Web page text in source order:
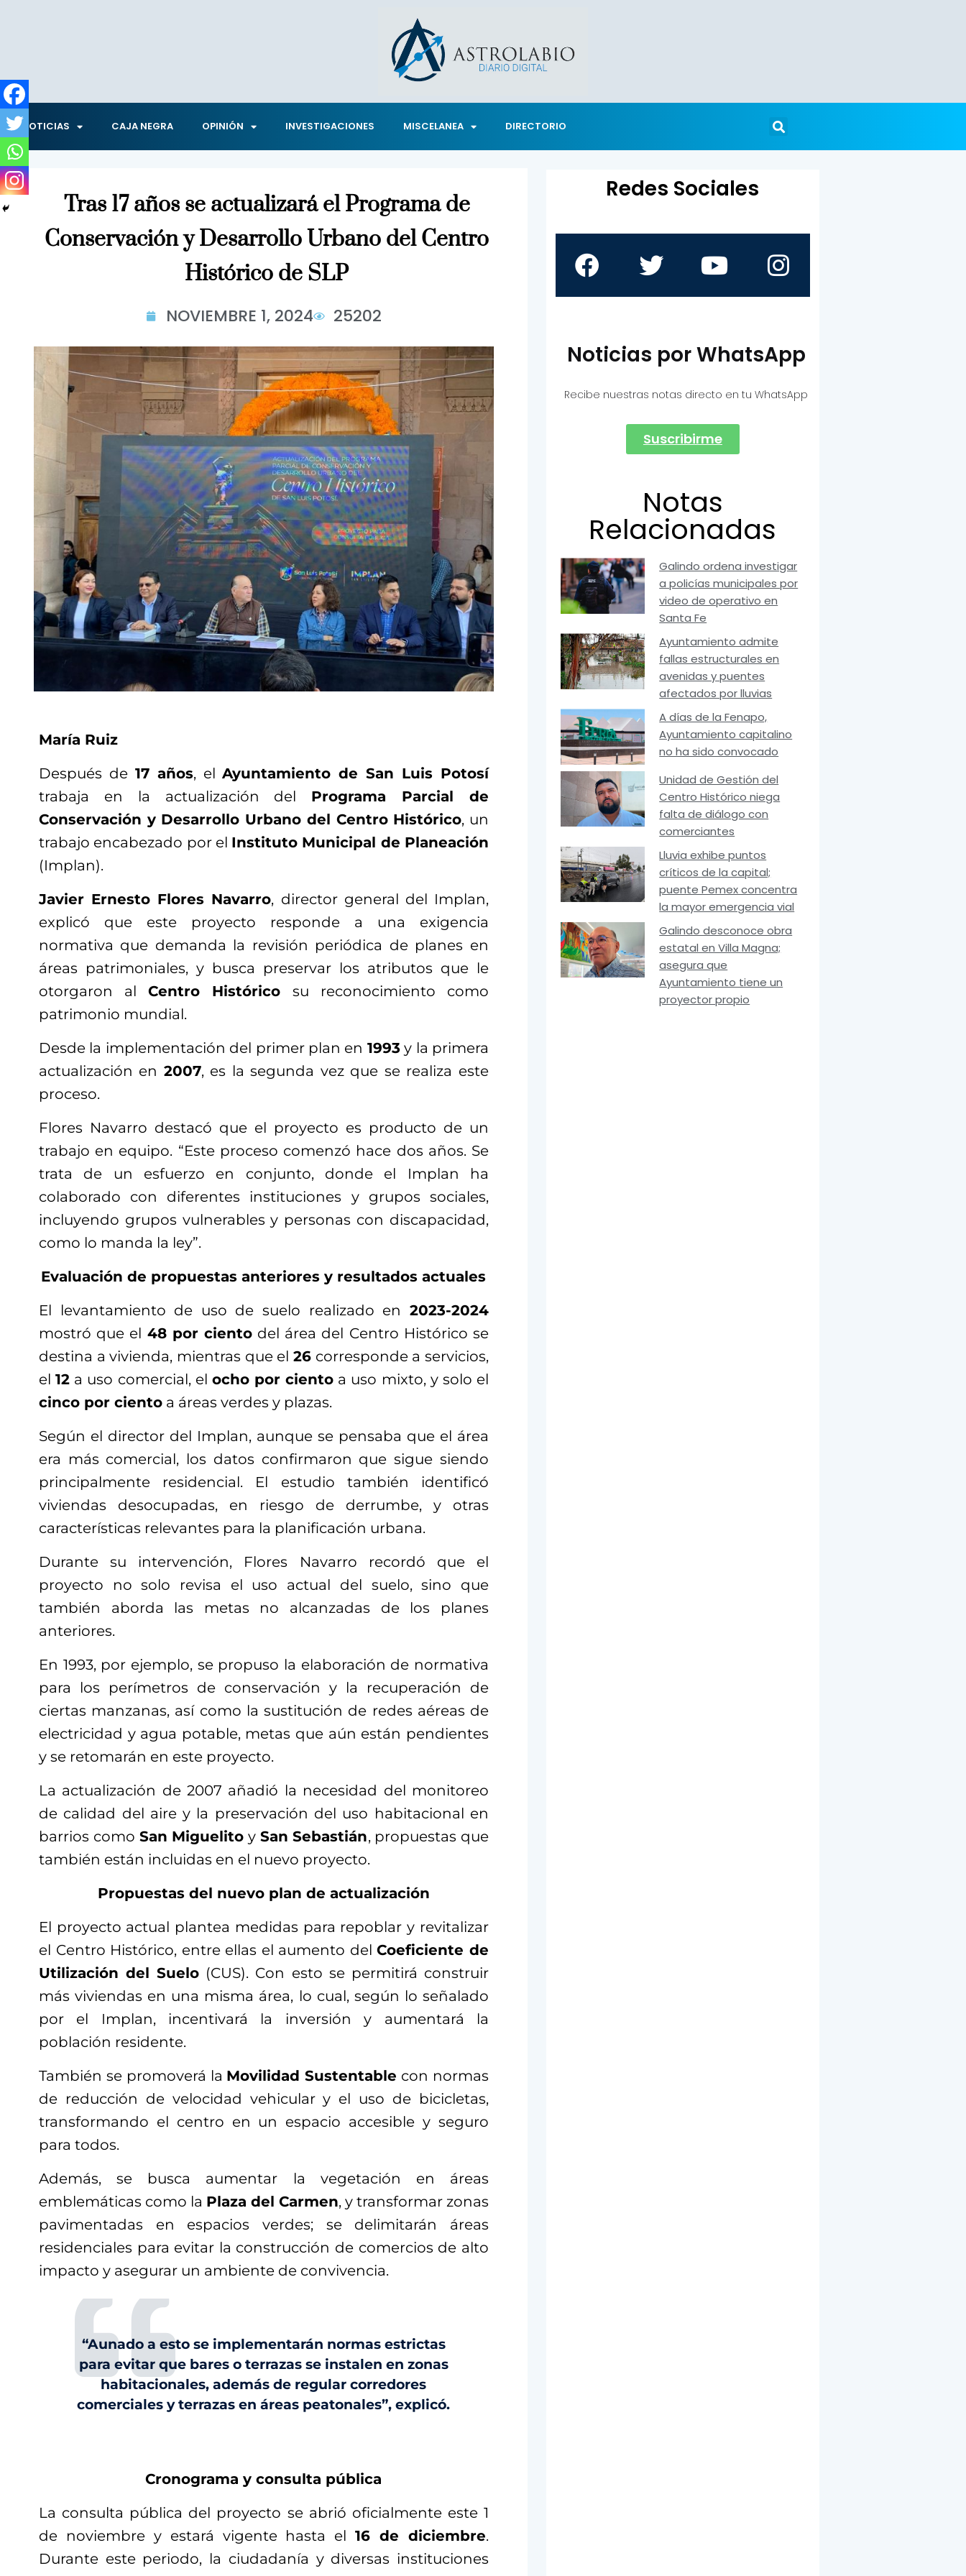
NOTICIAS CAJA NEGRA OPINIÓN INVESTIGACIONES MISCELANEA DIRECTORIO
Tras 17 años se actualizará el Programa de
Conservación y Desarrollo Urbano del Centro
Histórico de SLP
NOVIEMBRE 1, 2024 25202
María Ruiz
Después de 17 años, elAyuntamiento de San Luis Potosí
trabaja en la actualización del Programa Parcial de
Conservación y Desarrollo Urbano del Centro Histórico, un
trabajo encabezado por el Instituto Municipal de Planeación
(Implan).
Javier Ernesto Flores Navarro, director general del Implan,
explicó que este proyecto responde a una exigencia
normativa que demanda la revisión periódica de planes en
áreas patrimoniales, y busca preservar los atributos que le
otorgaron alCentro Histórico su reconocimiento como
patrimonio mundial.
Desde la implementación del primer plan en 1993 y la primera
actualización en 2007, es la segunda vez que se realiza este
proceso.
Flores Navarro destacó que el proyecto es producto de un
trabajo en equipo. “Este proceso comenzó hace dos años. Se
trata de un esfuerzo en conjunto, donde el Implan ha
colaborado con diferentes instituciones y grupos sociales,
incluyendo grupos vulnerables y personas con discapacidad,
como lo manda la ley”.
Evaluación de propuestas anteriores y resultados actuales
El levantamiento de uso de suelo realizado en 2023-2024
mostró que el 48 por cientodel área del Centro Histórico se
destina a vivienda, mientras que el 26 corresponde a servicios,
el12 a uso comercial, el ocho por ciento a uso mixto, y solo el
cinco por ciento a áreas verdes y plazas.
Según el director del Implan, aunque se pensaba que el área
era más comercial, los datos confirmaron que sigue siendo
principalmente residencial. El estudio también identificó
viviendas desocupadas, en riesgo de derrumbe, y otras
características relevantes para la planificación urbana.
Durante su intervención, Flores Navarro recordó que el
proyecto no solo revisa el uso actual del suelo, sino que
también aborda las metas no alcanzadas de los planes
anteriores.
En 1993, por ejemplo, se propuso la elaboración de normativa
para los perímetros de conservación y la recuperación de
ciertas manzanas, así como la sustitución de redes aéreas de
electricidad y agua potable, metas que aún están pendientes
y se retomarán en este proyecto.
La actualización de 2007 añadió la necesidad del monitoreo
de calidad del aire y la preservación del uso habitacional en
barrios como San Miguelito y San Sebastián, propuestas que
también están incluidas en el nuevo proyecto.
Propuestas del nuevo plan de actualización
El proyecto actual plantea medidas para repoblar y revitalizar
el Centro Histórico, entre ellas el aumento delCoeficiente de
Utilización del Suelo (CUS). Con esto se permitirá construir
más viviendas en una misma área, lo cual, según lo señalado
por el Implan, incentivará la inversión y aumentará la
población residente.
También se promoverá la Movilidad Sustentable con normas
de reducción de velocidad vehicular y el uso de bicicletas,
transformando el centro en un espacio accesible y seguro
para todos.
Además, se busca aumentar la vegetación en áreas
emblemáticas como la Plaza del Carmen, y transformar zonas
pavimentadas en espacios verdes; se delimitarán áreas
residenciales para evitar la construcción de comercios de alto
impacto y asegurar un ambiente de convivencia.
“Aunado a esto se implementarán normas estrictas
para evitar que bares o terrazas se instalen en zonas
habitacionales, además de regular corredores
comerciales y terrazas en áreas peatonales”, explicó.
Cronograma y consulta pública
La consulta pública del proyecto se abrió oficialmente este 1
de noviembre y estará vigente hasta el16 de diciembre.
Durante este periodo, la ciudadanía y diversas instituciones
Redes Sociales
Noticias por WhatsApp
Recibe nuestras notas directo en tu WhatsApp
Suscribirme
Notas
Relacionadas
Galindo ordena investigar
a policías municipales por
video de operativo en
Santa Fe
Ayuntamiento admite
fallas estructurales en
avenidas y puentes
afectados por lluvias
A días de la Fenapo,
Ayuntamiento capitalino
no ha sido convocado
Unidad de Gestión del
Centro Histórico niega
falta de diálogo con
comerciantes
Lluvia exhibe puntos
críticos de la capital;
puente Pemex concentra
la mayor emergencia vial
Galindo desconoce obra
estatal en Villa Magna;
asegura que
Ayuntamiento tiene un
proyector propio